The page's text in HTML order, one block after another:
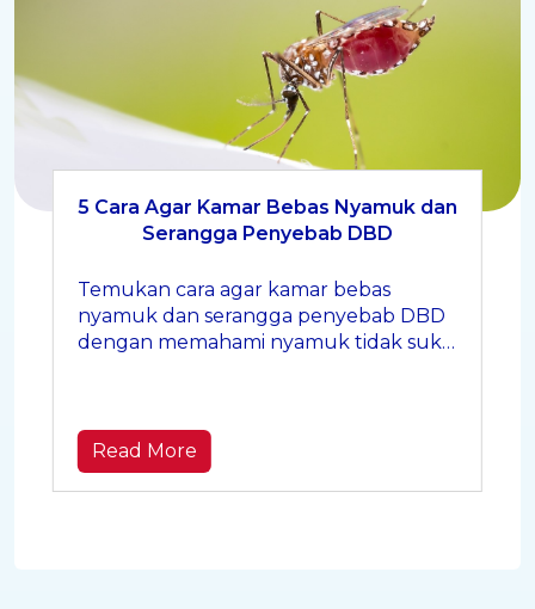
5 Cara Agar Kamar Bebas Nyamuk dan
Serangga Penyebab DBD
Temukan cara agar kamar bebas
nyamuk dan serangga penyebab DBD
dengan memahami nyamuk tidak suka
Read More